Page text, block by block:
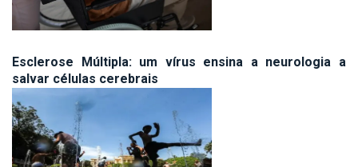
Esclerose Múltipla: um vírus ensina a neurologia a
salvar células cerebrais